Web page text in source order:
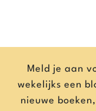
Meld je aan
wekelijks een
nieuwe